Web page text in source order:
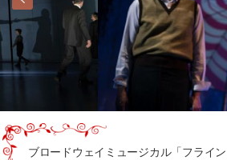
ブロードウェイミュージカル「フライ